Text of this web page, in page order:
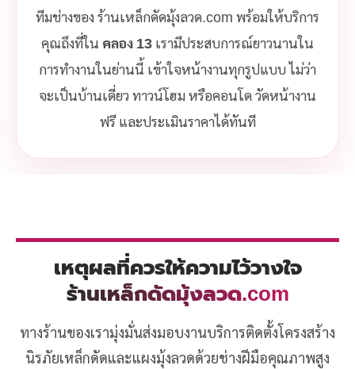
ทีมช่างของ ร้านเหล็กดัดมุ้งลวด.com พร้อมให้บริการ
คุณถึงที่ใน คลอง 13 เรามีประสบการณ์ยาวนานใน
การทำงานในย่านนี้ เข้าใจหน้างานทุกรูปแบบ ไม่ว่า
จะเป็นบ้านเดี่ยว ทาวน์โฮม หรือคอนโด วัดหน้างาน
ฟรี และประเมินราคาได้ทันที
เหตุผลที่ควรให้ความไว้วางใจ
ร้านเหล็กดัดมุ้งลวด.com
ทางร้านของเรามุ่งมั่นส่งมอบงานบริการติดตั้งโครงสร้าง
นิรภัยเหล็กดัดและแผงมุ้งลวดด้วยช่างฝีมือคุณภาพสูง